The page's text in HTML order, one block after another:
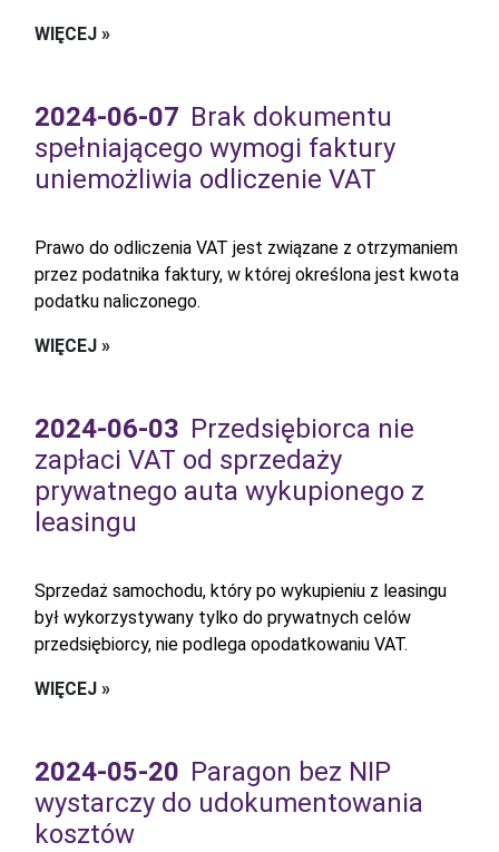
WIĘCEJ »
2024-06-07 Brak dokumentu
spełniającego wymogi faktury
uniemożliwia odliczenie VAT
Prawo do odliczenia VAT jest związane z otrzymaniem
przez podatnika faktury, w której określona jest kwota
podatku naliczonego.
WIĘCEJ »
2024-06-03 Przedsiębiorca nie
zapłaci VAT od sprzedaży
prywatnego auta wykupionego z
leasingu
Sprzedaż samochodu, który po wykupieniu z leasingu
był wykorzystywany tylko do prywatnych celów
przedsiębiorcy, nie podlega opodatkowaniu VAT.
WIĘCEJ »
2024-05-20 Paragon bez NIP
wystarczy do udokumentowania
kosztów